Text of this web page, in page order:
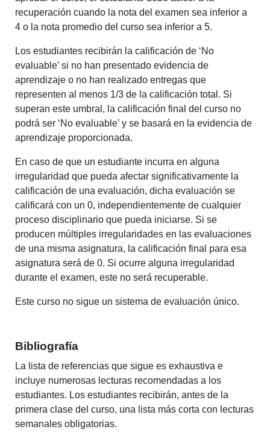
recuperación cuando la nota del examen sea inferior a
4 o la nota promedio del curso sea inferior a 5.
Los estudiantes recibirán la calificación de ‘No
evaluable’ si no han presentado evidencia de
aprendizaje o no han realizado entregas que
representen al menos 1/3 de la calificación total. Si
superan este umbral, la calificación final del curso no
podrá ser ‘No evaluable’ y se basará en la evidencia de
aprendizaje proporcionada.
En caso de que un estudiante incurra en alguna
irregularidad que pueda afectar significativamente la
calificación de una evaluación, dicha evaluación se
calificará con un 0, independientemente de cualquier
proceso disciplinario que pueda iniciarse. Si se
producen múltiples irregularidades en las evaluaciones
de una misma asignatura, la calificación final para esa
asignatura será de 0. Si ocurre alguna irregularidad
durante el examen, este no será recuperable.
Este curso no sigue un sistema de evaluación único.
Bibliografía
La lista de referencias que sigue es exhaustiva e
incluye numerosas lecturas recomendadas a los
estudiantes. Los estudiantes recibirán, antes de la
primera clase del curso, una lista más corta con lecturas
semanales obligatorias.